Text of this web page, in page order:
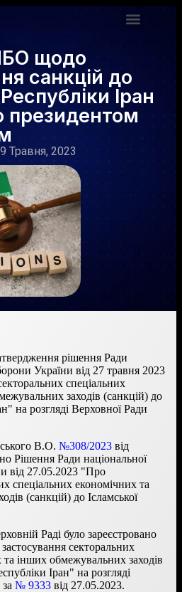
щодо
санкцій до
Іран
президентом
Травня, 2023
рішення Ради
України від 27 травня 2023
спеціальних
заходів (санкцій) до
на розгляді Верховної Ради
В.О. №308/2023 від
Рішення Ради національної
від 27.05.2023 "Про
спеціальних економічних та
(санкцій) до Ісламської
Раді було зареєстровано
секторальних
інших обмежувальних заходів
Іран" на розгляді
№ 9333 від 27.05.2023.